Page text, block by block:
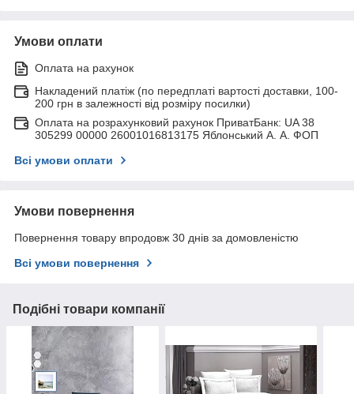
Умови оплати
Оплата на рахунок
Накладений платіж (по передплаті вартості доставки, 100-
200 грн в залежності від розміру посилки)
Оплата на розрахунковий рахунок ПриватБанк: UA 38
305299 00000 26001016813175 Яблонський А. А. ФОП
Всі умови оплати
Умови повернення
Повернення товару впродовж 30 днів за домовленістю
Всі умови повернення
Подібні товари компанії